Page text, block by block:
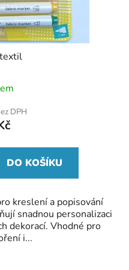
DPH
DO KOŠÍKU
kreslení a popisování
snadnou personalizaci
dekorací. Vhodné pro
i...